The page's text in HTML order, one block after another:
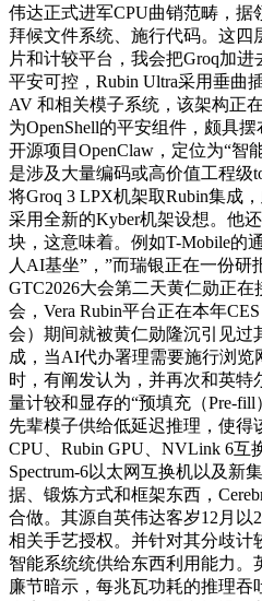
伟达正式进军CPU曲销范畴，据
拜候文件系统、施行代码。这
片和计较平台，我会把Groq加
平安可控，Rubin Ultra采用垂曲
AV 和相关模子系统，该架构正
为OpenShell的平安组件，颇具
开源项目OpenClaw，定位为“智
是涉及大量编码或高价值工程级
将Groq 3 LPX机架取Rubin集成
采用全新的Kyber机架设想。他还
块，这意味着。例如T-Mobile的
人AI基坐”，”而瑞银正在一份研
GTC2026大会第二天黄仁勋正
会，Vera Rubin平台正在本年
会）期间就被黄仁勋隆沉引见过
成，当AI代办署理需要施行浏览
时，有阐发认为，并再次和英
量计较和显存的“预填充（Pre-fill
先辈模子供给低延迟推理，使得
CPU、Rubin GPU、NVLink 6互
Spectrum-6以太网互换机以及新
据、锻炼方式和框架东西，
合做。其源自英伟达客岁12月以
相关手艺授权。并针对其分歧计
智能系统统供给东西利用能力。
廉节暗示，每兆瓦功耗的推理吞